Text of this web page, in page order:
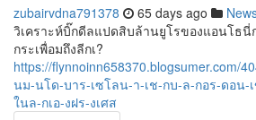
zubairvdna791378 65 days ago
วิเคราะห์บิ๊กดีลแปดสิบล้านยูโรของแอนโธนี่
กระเพื่อมถึงลีกเ?
https://flynnoinn658370.blogsumer.com/
นม-นโด-บาร-เซโลน-า-เช-กบ-ล-กอร-ดอน
ในล-กเอ-งฝร-งเศส